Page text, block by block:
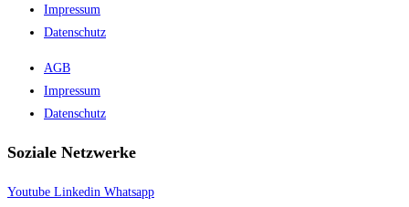
Impressum
Datenschutz
AGB
Impressum
Datenschutz
Soziale Netzwerke
Youtube Linkedin Whatsapp